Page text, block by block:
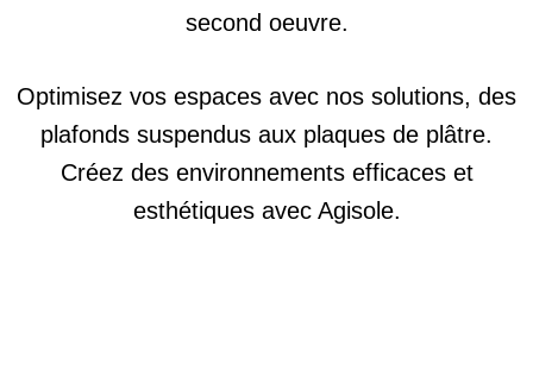
second oeuvre.
Optimisez vos espaces avec nos solutions, des
plafonds suspendus aux plaques de plâtre.
Créez des environnements efficaces et
esthétiques avec Agisole.